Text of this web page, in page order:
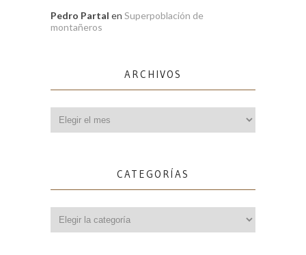
Pedro Partal en Superpoblación de
montañeros
ARCHIVOS
CATEGORÍAS